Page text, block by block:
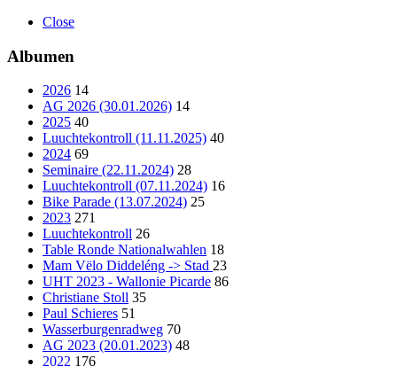
Close
Albumen
2026 14
AG 2026 (30.01.2026) 14
2025 40
Luuchtekontroll (11.11.2025) 40
2024 69
Seminaire (22.11.2024) 28
Luuchtekontroll (07.11.2024) 16
Bike Parade (13.07.2024) 25
2023 271
Luuchtekontroll 26
Table Ronde Nationalwahlen 18
Mam Vëlo Diddeléng -> Stad 23
UHT 2023 - Wallonie Picarde 86
Christiane Stoll 35
Paul Schieres 51
Wasserburgenradweg 70
AG 2023 (20.01.2023) 48
2022 176